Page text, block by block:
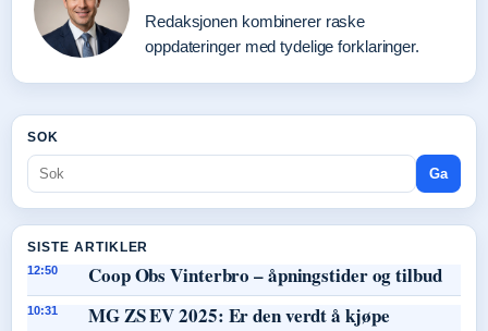
Redaksjonen kombinerer raske
oppdateringer med tydelige forklaringer.
SOK
Ga
SISTE ARTIKLER
12:50 Coop Obs Vinterbro – åpningstider og tilbud
10:31 MG ZS EV 2025: Er den verdt å kjøpe